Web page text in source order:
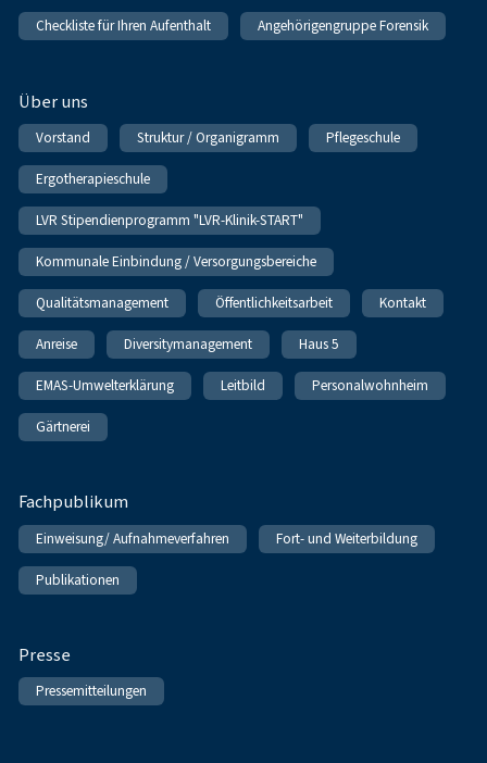
Checkliste für Ihren Aufenthalt Angehörigengruppe Forensik
Über uns
Vorstand Struktur / Organigramm Pflegeschule
Ergotherapieschule
LVR Stipendienprogramm "LVR-Klinik-START"
Kommunale Einbindung / Versorgungsbereiche
Qualitätsmanagement Öffentlichkeitsarbeit Kontakt
Anreise Diversitymanagement Haus 5
EMAS-Umwelterklärung Leitbild Personalwohnheim
Gärtnerei
Fachpublikum
Einweisung/ Aufnahmeverfahren Fort- und Weiterbildung
Publikationen
Presse
Pressemitteilungen